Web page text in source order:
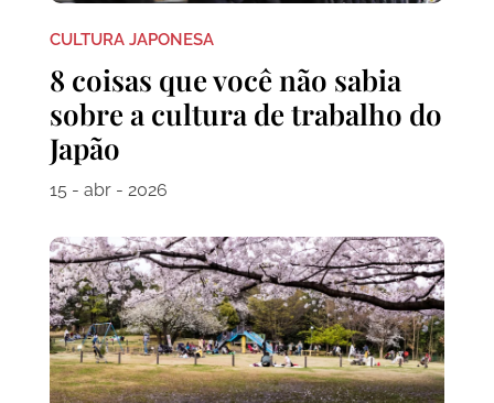
CULTURA JAPONESA
8 coisas que você não sabia
sobre a cultura de trabalho do
Japão
15 - abr - 2026